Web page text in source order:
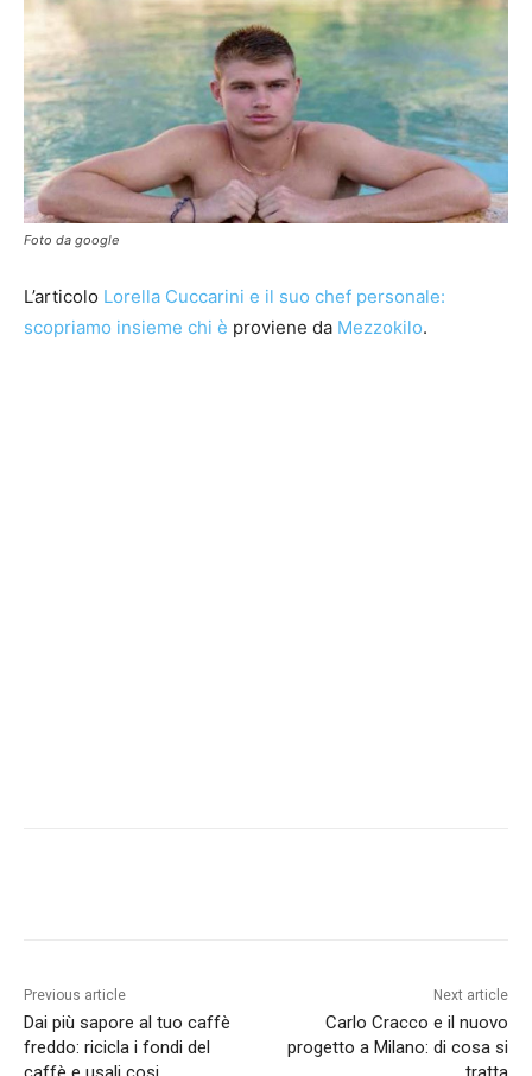
Foto da google
L’articolo Lorella Cuccarini e il suo chef personale:
scopriamo insieme chi è proviene da Mezzokilo.
Previous article
Dai più sapore al tuo caffè
freddo: ricicla i fondi del
Next article
Carlo Cracco e il nuovo
progetto a Milano: di cosa si